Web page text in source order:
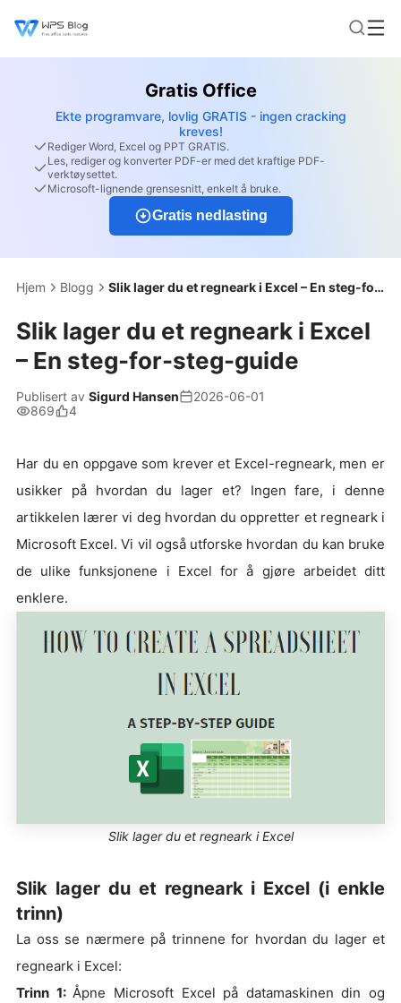
Gratis Office
Ekte programvare, lovlig GRATIS - ingen cracking
kreves!
Rediger Word, Excel og PPT GRATIS.
Les, rediger og konverter PDF-er med det kraftige PDF-
verktøysettet.
Microsoft-lignende grensesnitt, enkelt å bruke.
Gratis nedlasting
Hjem Blogg Slik lager du et regneark i Excel – En steg-for-steg-guide
Slik lager du et regneark i Excel
– En steg-for-steg-guide
Publisert av Sigurd Hansen
2026-06-01
869
4
Har du en oppgave som krever et Excel-regneark, men er
usikker på hvordan du lager et? Ingen fare, i denne
artikkelen lærer vi deg hvordan du oppretter et regneark i
Microsoft Excel. Vi vil også utforske hvordan du kan bruke
de ulike funksjonene i Excel for å gjøre arbeidet ditt
enklere.
Slik lager du et regneark i Excel
Slik lager du et regneark i Excel (i enkle
trinn)
La oss se nærmere på trinnene for hvordan du lager et
regneark i Excel:
Trinn 1:Åpne Microsoft Excel på datamaskinen din og